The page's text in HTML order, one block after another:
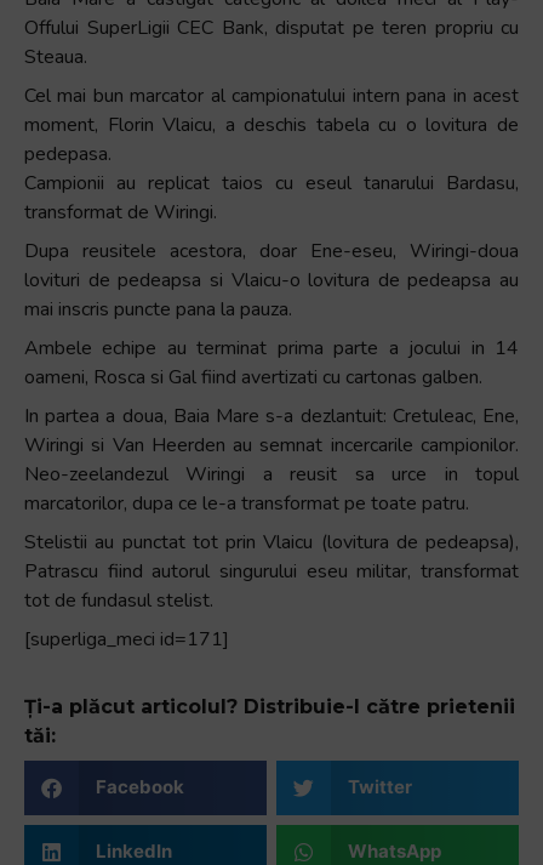
Offului SuperLigii CEC Bank, disputat pe teren propriu cu
Steaua.
Cel mai bun marcator al campionatului intern pana in acest
moment, Florin Vlaicu, a deschis tabela cu o lovitura de
pedepasa.
Campionii au replicat taios cu eseul tanarului Bardasu,
transformat de Wiringi.
Dupa reusitele acestora, doar Ene-eseu, Wiringi-doua
lovituri de pedeapsa si Vlaicu-o lovitura de pedeapsa au
mai inscris puncte pana la pauza.
Ambele echipe au terminat prima parte a jocului in 14
oameni, Rosca si Gal fiind avertizati cu cartonas galben.
In partea a doua, Baia Mare s-a dezlantuit: Cretuleac, Ene,
Wiringi si Van Heerden au semnat incercarile campionilor.
Neo-zeelandezul Wiringi a reusit sa urce in topul
marcatorilor, dupa ce le-a transformat pe toate patru.
Stelistii au punctat tot prin Vlaicu (lovitura de pedeapsa),
Patrascu fiind autorul singurului eseu militar, transformat
tot de fundasul stelist.
[superliga_meci id=171]
Ți-a plăcut articolul? Distribuie-l către prietenii
tăi:
Facebook Twitter
LinkedIn WhatsApp